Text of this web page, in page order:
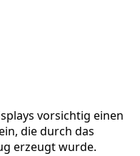
vorsichtig einen
die durch das
erzeugt wurde.